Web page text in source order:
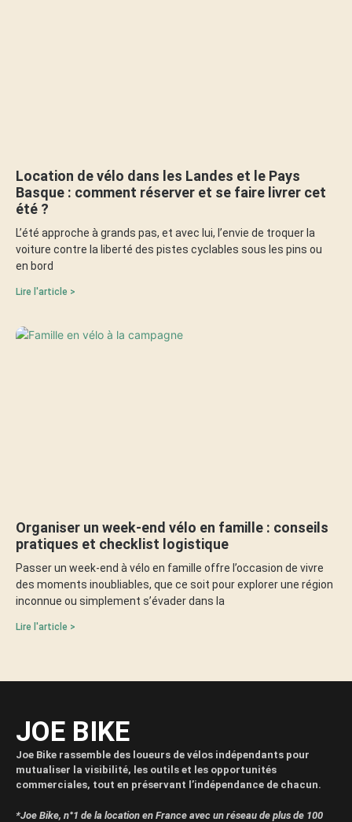
Location de vélo dans les Landes et le Pays
Basque : comment réserver et se faire livrer cet
été ?
L’été approche à grands pas, et avec lui, l’envie de troquer la
voiture contre la liberté des pistes cyclables sous les pins ou
en bord
Lire l'article >
Organiser un week-end vélo en famille : conseils
pratiques et checklist logistique
Passer un week-end à vélo en famille offre l’occasion de vivre
des moments inoubliables, que ce soit pour explorer une région
inconnue ou simplement s’évader dans la
Lire l'article >
JOE BIKE
Joe Bike rassemble des loueurs de vélos indépendants pour
mutualiser la visibilité, les outils et les opportunités
commerciales, tout en préservant l’indépendance de chacun.
*Joe Bike, n°1 de la location en France avec un réseau de plus de 100